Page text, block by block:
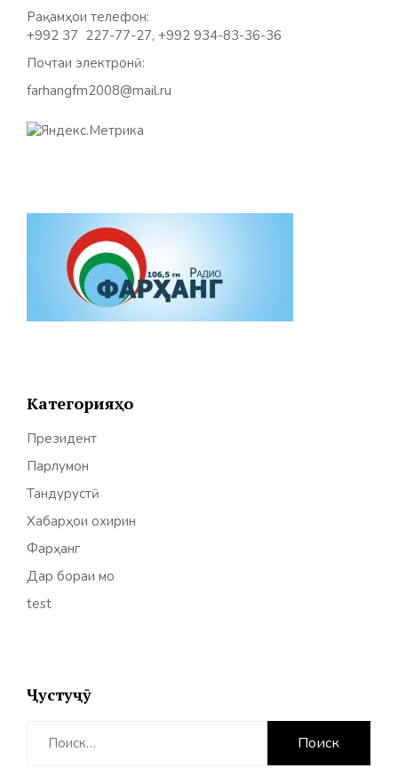
Рақамҳои телефон:
+992 37 227-77-27, +992 934-83-36-36
Почтаи электронӣ:
farhangfm2008@mail.ru
Категорияҳо
Президент
Парлумон
Тандурустӣ
Хабарҳои охирин
Фарҳанг
Дар бораи мо
test
Ҷустуҷӯ